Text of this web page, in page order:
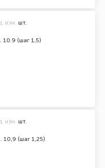
10.9 (шаг 1,5)
изм. шт.
10,9 (шаг 1,25)
изм. шт.